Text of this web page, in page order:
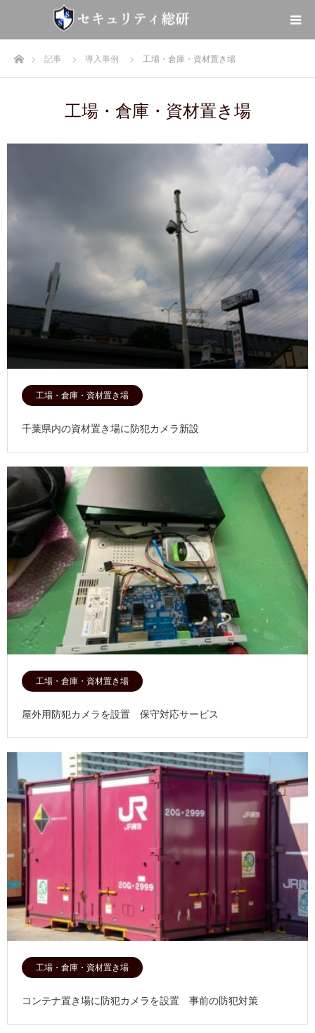
ホーム記事 導入事例 工場・倉庫・資材置き場
工場・倉庫・資材置き場
工場・倉庫・資材置き場
千葉県内の資材置き場に防犯カメラ新設
工場・倉庫・資材置き場
屋外用防犯カメラを設置 保守対応サービス
工場・倉庫・資材置き場
コンテナ置き場に防犯カメラを設置 事前の防犯対策